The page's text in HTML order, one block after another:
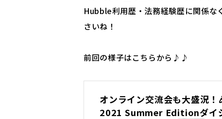
Hubble利用歴・法務経験歴に関係な
さいね！
前回の様子はこちらから♪♪
オンライン交流会も大盛況
2021 Summer Editionダイ